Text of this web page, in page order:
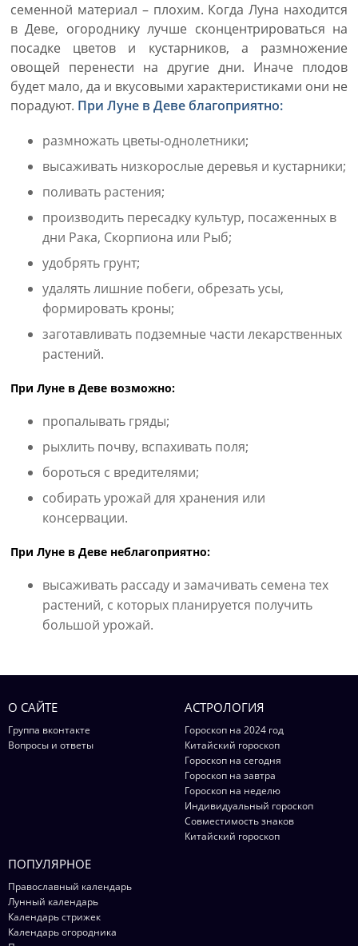
семенной материал – плохим. Когда Луна находится
в Деве, огороднику лучше сконцентрироваться на
посадке цветов и кустарников, а размножение
овощей перенести на другие дни. Иначе плодов
будет мало, да и вкусовыми характеристиками они не
порадуют. При Луне в Деве благоприятно:
размножать цветы-однолетники;
высаживать низкорослые деревья и кустарники;
поливать растения;
производить пересадку культур, посаженных в
дни Рака, Скорпиона или Рыб;
удобрять грунт;
удалять лишние побеги, обрезать усы,
формировать кроны;
заготавливать подземные части лекарственных
растений.
При Луне в Деве возможно:
пропалывать гряды;
рыхлить почву, вспахивать поля;
бороться с вредителями;
собирать урожай для хранения или
консервации.
При Луне в Деве неблагоприятно:
высаживать рассаду и замачивать семена тех
растений, с которых планируется получить
большой урожай.
О САЙТЕ
Группа вконтакте
Вопросы и ответы
АСТРОЛОГИЯ
Гороскоп на 2024 год
Китайский гороскоп
Гороскоп на сегодня
Гороскоп на завтра
Гороскоп на неделю
Индивидуальный гороскоп
Совместимость знаков
Китайский гороскоп
ПОПУЛЯРНОЕ
Православный календарь
Лунный календарь
Календарь стрижек
Календарь огородника